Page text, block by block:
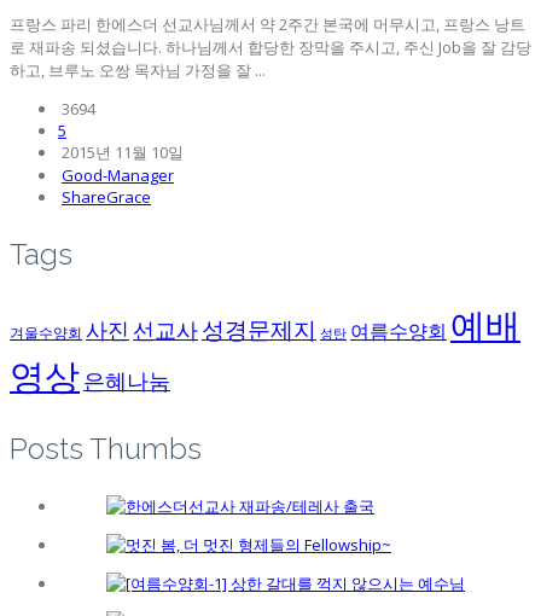
프랑스 파리 한에스더 선교사님께서 약 2주간 본국에 머무시고, 프랑스 낭트
로 재파송 되셨습니다. 하나님께서 합당한 장막을 주시고, 주신 Job을 잘 감당
하고, 브루노 오쌍 목자님 가정을 잘 ...
3694
5
2015년 11월 10일
Good-Manager
ShareGrace
Tags
겨울수양회 사진 선교사성경문제지 성탄 여름수양회 예배
영상은혜나눔
Posts Thumbs